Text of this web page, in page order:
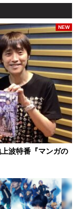
波特番『マンガの
NEW